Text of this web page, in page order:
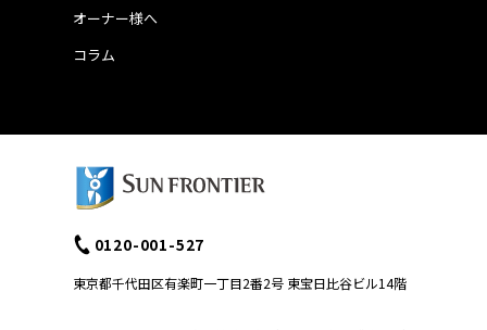
オーナー様へ
コラム
0120-001-527
東京都千代田区有楽町一丁目2番2号 東宝日比谷ビル14階